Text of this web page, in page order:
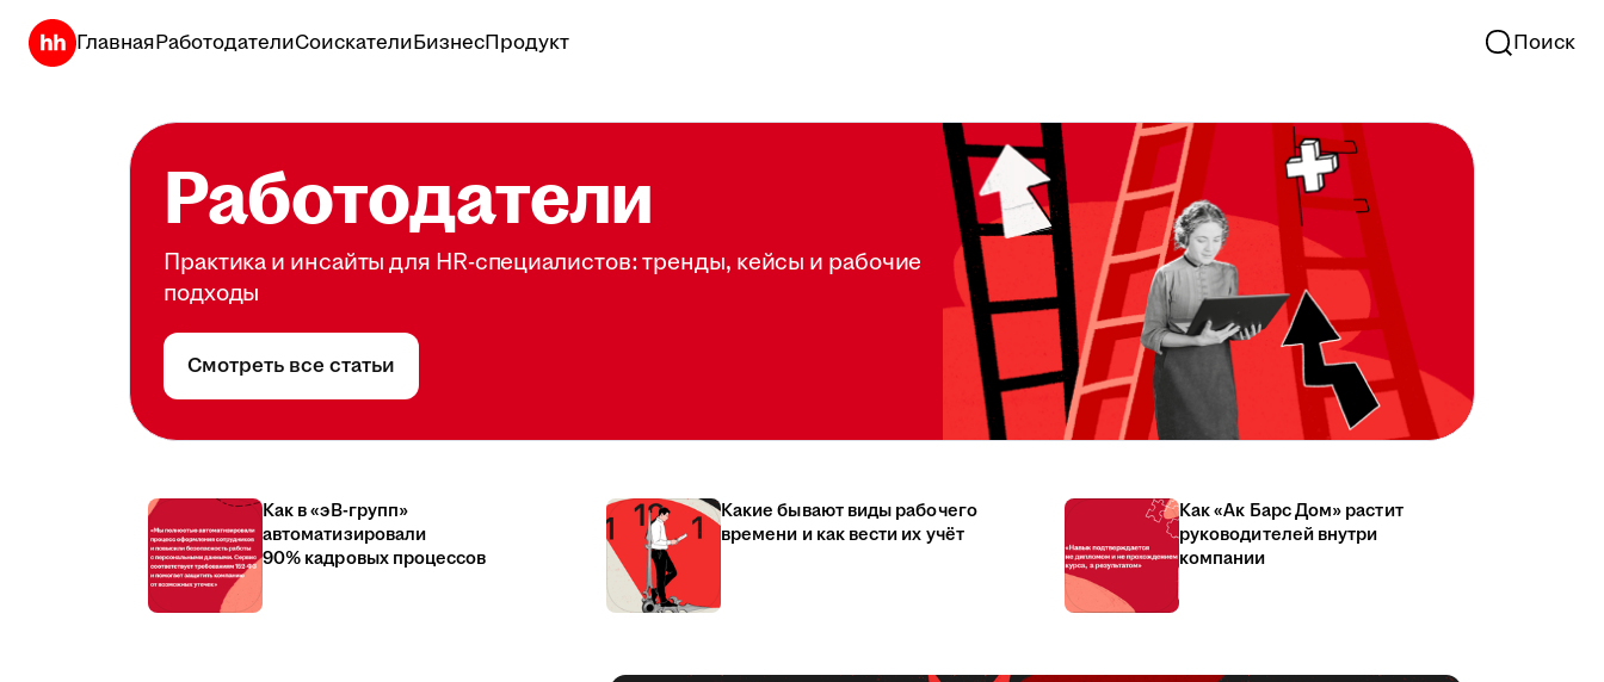
ГлавнаяРаботодателиСоискателиБизнесПродукт Поиск
Работодатели
Практика и инсайты для HR-специалистов: тренды, кейсы и рабочие
подходы
Смотреть все статьи
Как в «эВ-групп»
автоматизировали
90% кадровых процессов
Какие бывают виды рабочего
времени и как вести их учёт
Как «Ак Барс Дом» растит
руководителей внутри
компании